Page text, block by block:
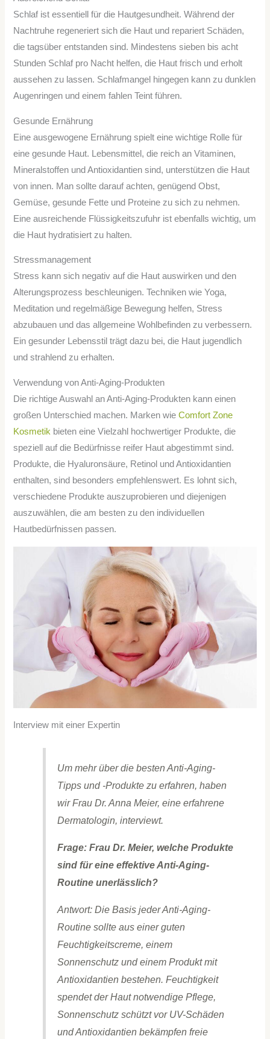
Schlaf ist essentiell für die Hautgesundheit. Während der
Nachtruhe regeneriert sich die Haut und repariert Schäden,
die tagsüber entstanden sind. Mindestens sieben bis acht
Stunden Schlaf pro Nacht helfen, die Haut frisch und erholt
aussehen zu lassen. Schlafmangel hingegen kann zu dunklen
Augenringen und einem fahlen Teint führen.
Gesunde Ernährung
Eine ausgewogene Ernährung spielt eine wichtige Rolle für
eine gesunde Haut. Lebensmittel, die reich an Vitaminen,
Mineralstoffen und Antioxidantien sind, unterstützen die Haut
von innen. Man sollte darauf achten, genügend Obst,
Gemüse, gesunde Fette und Proteine zu sich zu nehmen.
Eine ausreichende Flüssigkeitszufuhr ist ebenfalls wichtig, um
die Haut hydratisiert zu halten.
Stressmanagement
Stress kann sich negativ auf die Haut auswirken und den
Alterungsprozess beschleunigen. Techniken wie Yoga,
Meditation und regelmäßige Bewegung helfen, Stress
abzubauen und das allgemeine Wohlbefinden zu verbessern.
Ein gesunder Lebensstil trägt dazu bei, die Haut jugendlich
und strahlend zu erhalten.
Verwendung von Anti-Aging-Produkten
Die richtige Auswahl an Anti-Aging-Produkten kann einen
großen Unterschied machen. Marken wieComfort Zone
Kosmetik bieten eine Vielzahl hochwertiger Produkte, die
speziell auf die Bedürfnisse reifer Haut abgestimmt sind.
Produkte, die Hyaluronsäure, Retinol und Antioxidantien
enthalten, sind besonders empfehlenswert. Es lohnt sich,
verschiedene Produkte auszuprobieren und diejenigen
auszuwählen, die am besten zu den individuellen
Hautbedürfnissen passen.
Interview mit einer Expertin
Um mehr über die besten Anti-Aging-
Tipps und -Produkte zu erfahren, haben
wir Frau Dr. Anna Meier, eine erfahrene
Dermatologin, interviewt.
Frage: Frau Dr. Meier, welche Produkte
sind für eine effektive Anti-Aging-
Routine unerlässlich?
Antwort: Die Basis jeder Anti-Aging-
Routine sollte aus einer guten
Feuchtigkeitscreme, einem
Sonnenschutz und einem Produkt mit
Antioxidantien bestehen. Feuchtigkeit
spendet der Haut notwendige Pflege,
Sonnenschutz schützt vor UV-Schäden
und Antioxidantien bekämpfen freie